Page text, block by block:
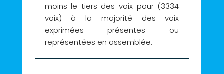
moins le tiers des voix pour (3334
voix) à la majorité des voix
exprimées présentes ou
représentées en assemblée.